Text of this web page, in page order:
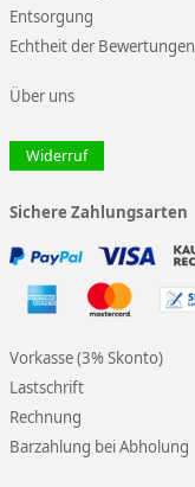
Entsorgung
Echtheit der Bewertungen
Über uns
Widerruf
Sichere Zahlungsarten
Vorkasse (3% Skonto)
Lastschrift
Rechnung
Barzahlung bei Abholung